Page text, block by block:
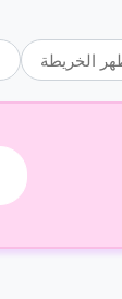
الخريطة